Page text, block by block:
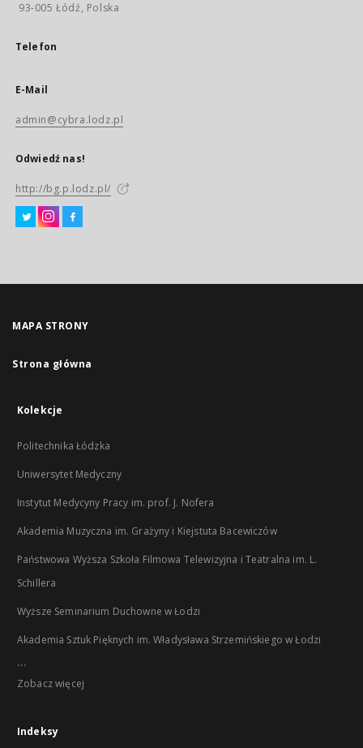
93-005 Łódź, Polska
Telefon
E-Mail
admin@cybra.lodz.pl
Odwiedź nas!
http://bg.p.lodz.pl/
MAPA STRONY
Strona główna
Kolekcje
Politechnika Łódzka
Uniwersytet Medyczny
Instytut Medycyny Pracy im. prof. J. Nofera
Akademia Muzyczna im. Grażyny i Kiejstuta Bacewiczów
Państwowa Wyższa Szkoła Filmowa Telewizyjna i Teatralna im. L.
Schillera
Wyższe Seminarium Duchowne w Łodzi
Akademia Sztuk Pięknych im. Władysława Strzemińskiego w Łodzi
...
Zobacz więcej
Indeksy